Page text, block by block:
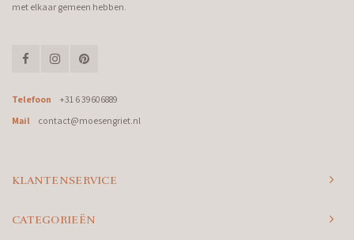
met elkaar gemeen hebben.
Telefoon
+31 6 39606889
Mail
contact@moesengriet.nl
KLANTENSERVICE
CATEGORIEËN